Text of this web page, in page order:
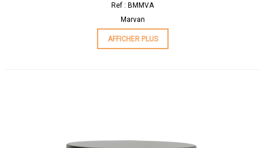
Ref : BMMVA
Marvan
AFFICHER PLUS